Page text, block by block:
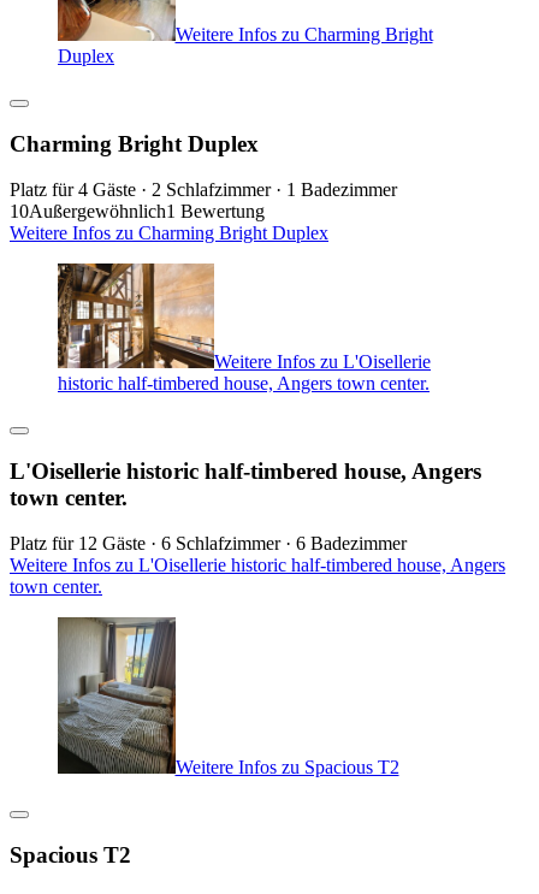
Weitere Infos zu Charming Bright
Duplex
Charming Bright Duplex
Platz für 4 Gäste · 2 Schlafzimmer · 1 Badezimmer
10Außergewöhnlich1 Bewertung
Weitere Infos zu Charming Bright Duplex
Weitere Infos zu L'Oisellerie
historic half-timbered house, Angers town center.
L'Oisellerie historic half-timbered house, Angers
town center.
Platz für 12 Gäste · 6 Schlafzimmer · 6 Badezimmer
Weitere Infos zu L'Oisellerie historic half-timbered house, Angers
town center.
Weitere Infos zu Spacious T2
Spacious T2